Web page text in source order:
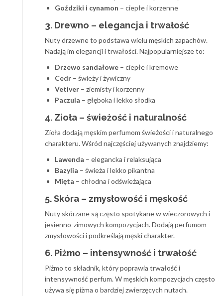
Goździki i cynamon – ciepłe i korzenne
3. Drewno – elegancja i trwałość
Nuty drzewne to podstawa wielu męskich zapachów.
Nadają im elegancji i trwałości. Najpopularniejsze to:
Drzewo sandałowe – ciepłe i kremowe
Cedr – świeży i żywiczny
Vetiver – ziemisty i korzenny
Paczula – głęboka i lekko słodka
4. Zioła – świeżość i naturalność
Zioła dodają męskim perfumom świeżości i naturalnego
charakteru. Wśród najczęściej używanych znajdziemy:
Lawenda – elegancka i relaksująca
Bazylia – świeża i lekko pikantna
Mięta – chłodna i odświeżająca
5. Skóra – zmysłowość i męskość
Nuty skórzane są często spotykane w wieczorowych i
jesienno-zimowych kompozycjach. Dodają perfumom
zmysłowości i podkreślają męski charakter.
6. Piżmo – intensywność i trwałość
Piżmo to składnik, który poprawia trwałość i
intensywność perfum. W męskich kompozycjach często
używa się piżma o bardziej zwierzęcych nutach.